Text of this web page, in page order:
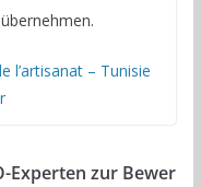
l’artisanat – Tunisie
Experten zur Bewer